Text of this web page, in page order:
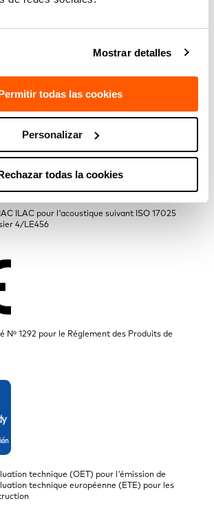
Mostrar detalles
todas las cookies
Personalizar
todas la cookies
avec le nº de dossier 4/LE024
ILAC pour l'acoustique suivant ISO 17025
4/LE456
Nº 1292 pour le Réglement des Produits de
technique (OET) pour l'émission de
technique européenne (ETE) pour les